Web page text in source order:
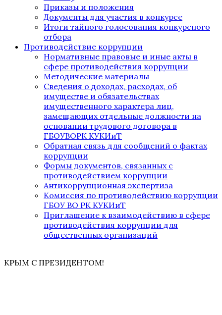
Приказы и положения
Документы для участия в конкурсе
Итоги тайного голосования конкурсного
отбора
Противодействие коррупции
Нормативные правовые и иные акты в
сфере противодействия коррупции
Методические материалы
Сведения о доходах, расходах, об
имуществе и обязательствах
имущественного характера лиц,
замещающих отдельные должности на
основании трудового договора в
ГБОУВОРК КУКИиТ
Обратная связь для сообщений о фактах
коррупции
Формы документов, связанных с
противодействием коррупции
Антикоррупционная экспертиза
Комиссия по противодействию коррупции
ГБОУ ВО РК КУКИиТ
Приглашение к взаимодействию в сфере
противодействия коррупции для
общественных организаций
КРЫМ С ПРЕЗИДЕНТОМ!